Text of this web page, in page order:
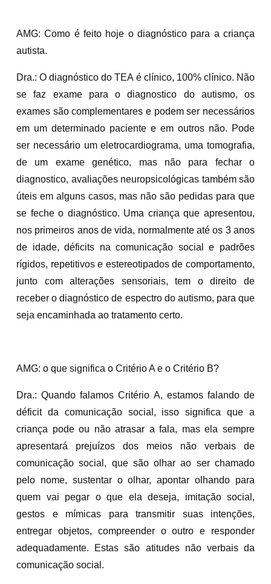
AMG: Como é feito hoje o diagnóstico para a criança
autista.
Dra.: O diagnóstico do TEA é clínico, 100% clínico. Não
se faz exame para o diagnostico do autismo, os
exames são complementares e podem ser necessários
em um determinado paciente e em outros não. Pode
ser necessário um eletrocardiograma, uma tomografia,
de um exame genético, mas não para fechar o
diagnostico, avaliações neuropsicológicas também são
úteis em alguns casos, mas não são pedidas para que
se feche o diagnóstico. Uma criança que apresentou,
nos primeiros anos de vida, normalmente até os 3 anos
de idade, déficits na comunicação social e padrões
rígidos, repetitivos e estereotipados de comportamento,
junto com alterações sensoriais, tem o direito de
receber o diagnóstico de espectro do autismo, para que
seja encaminhada ao tratamento certo.
AMG: o que significa o Critério A e o Critério B?
Dra.: Quando falamos Critério A, estamos falando de
déficit da comunicação social, isso significa que a
criança pode ou não atrasar a fala, mas ela sempre
apresentará prejuízos dos meios não verbais de
comunicação social, que são olhar ao ser chamado
pelo nome, sustentar o olhar, apontar olhando para
quem vai pegar o que ela deseja, imitação social,
gestos e mímicas para transmitir suas intenções,
entregar objetos, compreender o outro e responder
adequadamente. Estas são atitudes não verbais da
comunicação social.